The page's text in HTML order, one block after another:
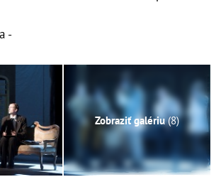
-
Zobraziť galériu(8)